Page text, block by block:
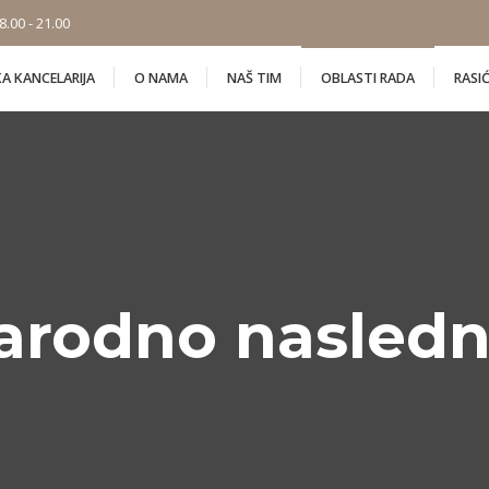
- 21.00
KANCELARIJA O NAMA NAŠ TIM OBLASTI RADA